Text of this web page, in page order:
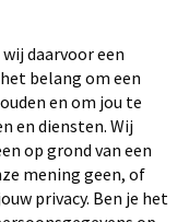
daarvoor een
belang om een
en om jou te
en diensten. Wij
op grond van een
mening geen, of
privacy. Ben je het